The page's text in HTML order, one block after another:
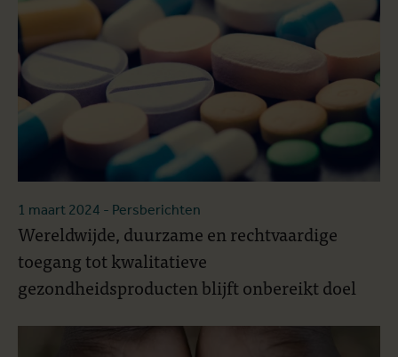
1 maart 2024 - Persberichten
Wereldwijde, duurzame en rechtvaardige
toegang tot kwalitatieve
gezondheidsproducten blijft onbereikt doel